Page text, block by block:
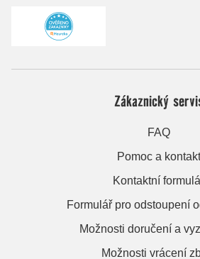
Zákaznický
FAQ
Pomoc a kontakt
Kontaktní
Formulář pro odstoupení
Možnosti doručení a
Možnosti vrácení